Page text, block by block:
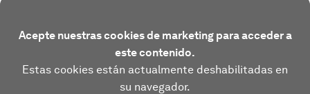
Acepte nuestras cookies de marketing para acceder a
este contenido.
Estas cookies están actualmente deshabilitadas en
su navegador.